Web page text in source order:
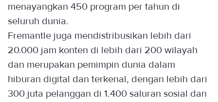
menayangkan 450 program per tahun di
seluruh dunia.
Fremantle juga mendistribusikan lebih dari
20.000 jam konten di lebih dari 200 wilayah
dan merupakan pemimpin dunia dalam
hiburan digital dan terkenal, dengan lebih dari
300 juta pelanggan di 1.400 saluran sosial dan